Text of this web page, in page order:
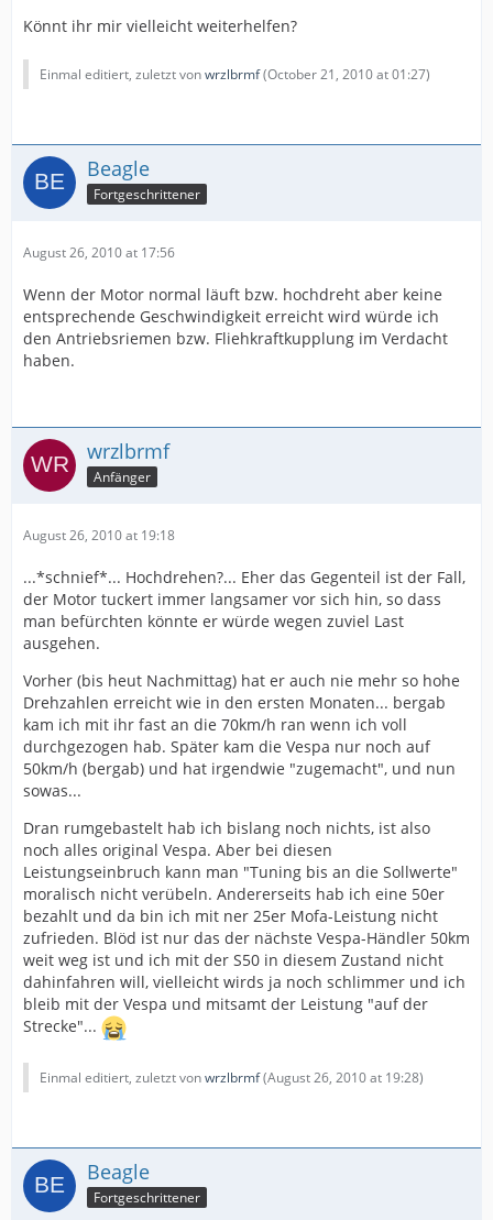
Könnt ihr mir vielleicht weiterhelfen?
Einmal editiert, zuletzt vonwrzlbrmf(October 21, 2010 at 01:27)
Beagle
Fortgeschrittener
August 26, 2010 at 17:56
Wenn der Motor normal läuft bzw. hochdreht aber keine
entsprechende Geschwindigkeit erreicht wird würde ich
den Antriebsriemen bzw. Fliehkraftkupplung im Verdacht
haben.
wrzlbrmf
Anfänger
August 26, 2010 at 19:18
...*schnief*... Hochdrehen?... Eher das Gegenteil ist der Fall,
der Motor tuckert immer langsamer vor sich hin, so dass
man befürchten könnte er würde wegen zuviel Last
ausgehen.
Vorher (bis heut Nachmittag) hat er auch nie mehr so hohe
Drehzahlen erreicht wie in den ersten Monaten... bergab
kam ich mit ihr fast an die 70km/h ran wenn ich voll
durchgezogen hab. Später kam die Vespa nur noch auf
50km/h (bergab) und hat irgendwie "zugemacht", und nun
sowas...
Dran rumgebastelt hab ich bislang noch nichts, ist also
noch alles original Vespa. Aber bei diesen
Leistungseinbruch kann man "Tuning bis an die Sollwerte"
moralisch nicht verübeln. Andererseits hab ich eine 50er
bezahlt und da bin ich mit ner 25er Mofa-Leistung nicht
zufrieden. Blöd ist nur das der nächste Vespa-Händler 50km
weit weg ist und ich mit der S50 in diesem Zustand nicht
dahinfahren will, vielleicht wirds ja noch schlimmer und ich
bleib mit der Vespa und mitsamt der Leistung "auf der
Strecke"...
Einmal editiert, zuletzt vonwrzlbrmf(August 26, 2010 at 19:28)
Beagle
Fortgeschrittener